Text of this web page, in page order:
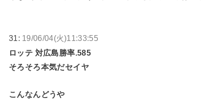
31: 19/06/04(火)11:33:55
ロッテ 対広島勝率.585
そろそろ本気だセイヤ
こんなんどうや